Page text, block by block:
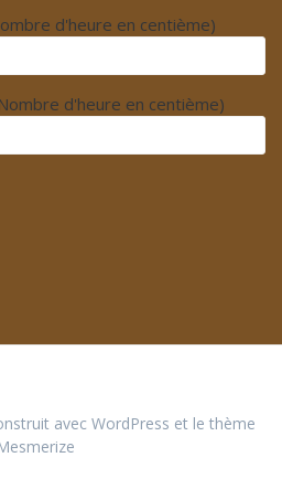
d'heure en centième)
d'heure en centième)
avec WordPress et le thème